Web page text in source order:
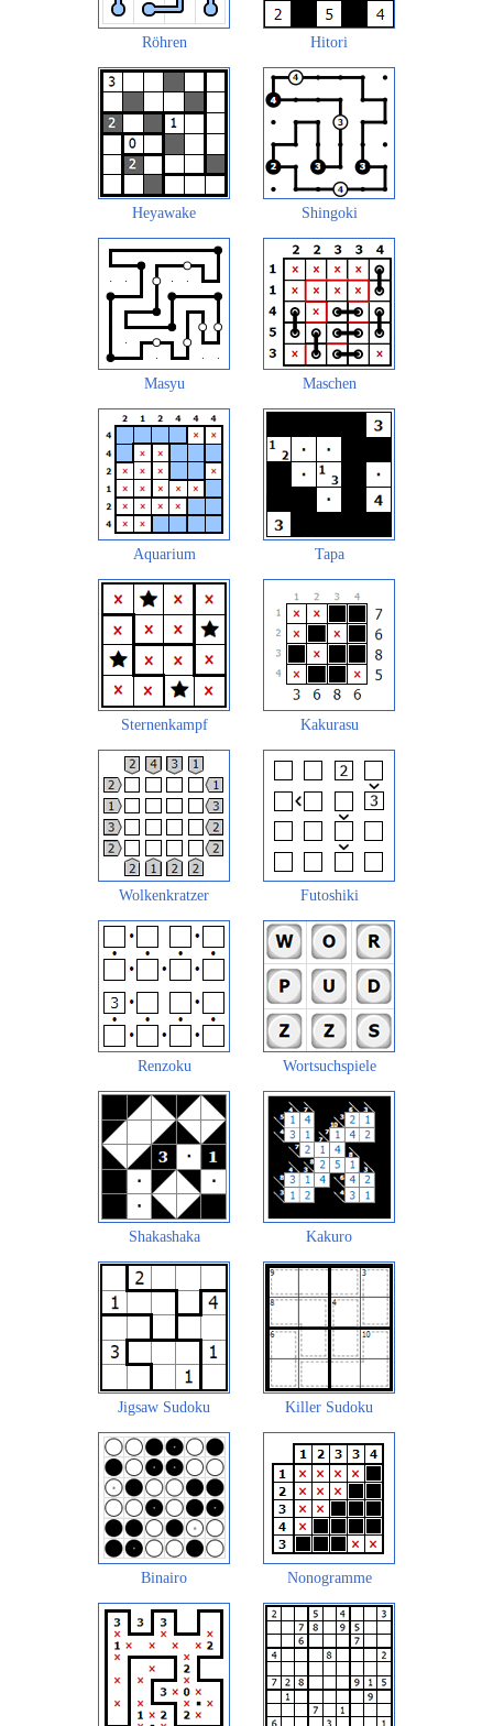
Röhren Hitori
Heyawake Shingoki
Masyu Maschen
Aquarium Tapa
Sternenkampf Kakurasu
Wolkenkratzer Futoshiki
Renzoku Wortsuchspiele
Shakashaka Kakuro
Jigsaw Sudoku Killer Sudoku
Binairo Nonogramme